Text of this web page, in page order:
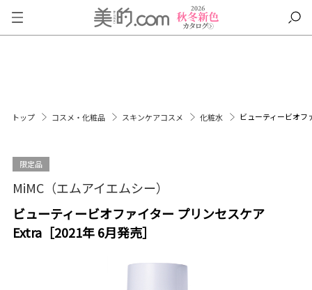
トップ コスメ・化粧品 スキンケアコスメ 化粧水 ビューティービオフ
限定品
MiMC（エムアイエムシー）
ビューティービオファイター プリンセスケア
Extra［2021年 6月発売］